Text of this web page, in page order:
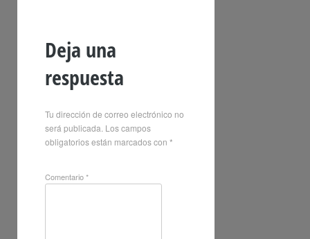
Deja una
respuesta
Tu dirección de correo electrónico no
será publicada. Los campos
obligatorios están marcados con *
Comentario*